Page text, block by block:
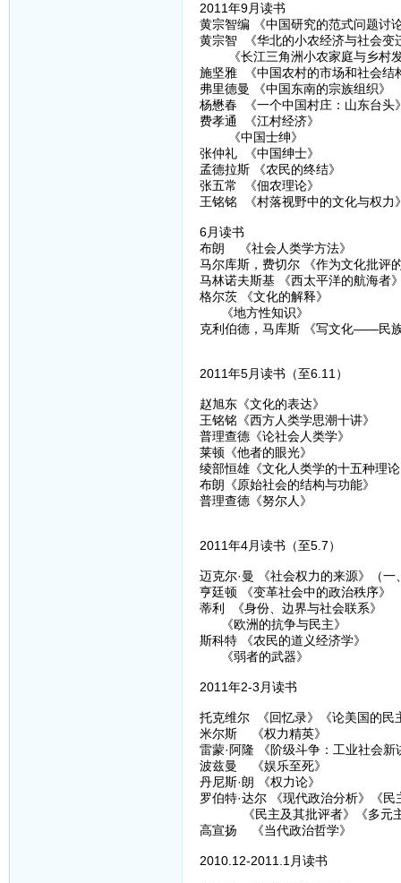
2011年9月读书
黄宗智编 《中国研究的范式问题讨
黄宗智 《华北的小农经济与社会变
《长江三角洲小农家庭与乡村
施坚雅 《中国农村的市场和社会结
弗里德曼 《中国东南的宗族组织》
杨懋春 《一个中国村庄：山东台头
费孝通 《江村经济》
《中国士绅》
张仲礼 《中国绅士》
孟德拉斯 《农民的终结》
张五常 《佃农理论》
王铭铭 《村落视野中的文化与权力
6月读书
布朗 《社会人类学方法》
马尔库斯，费切尔 《作为文化批
马林诺夫斯基 《西太平洋的航海者
格尔茨 《文化的解释》
《地方性知识》
克利伯德，马库斯 《写文化——民
2011年5月读书（至6.11）
赵旭东《文化的表达》
王铭铭《西方人类学思潮十讲》
普理查德《论社会人类学》
莱顿《他者的眼光》
绫部恒雄《文化人类学的十五种理
布朗《原始社会的结构与功能》
普理查德《努尔人》
2011年4月读书（至5.7）
迈克尔·曼 《社会权力的来源》（一
亨廷顿 《变革社会中的政治秩序》
蒂利 《身份、边界与社会联系》
《欧洲的抗争与民主》
斯科特 《农民的道义经济学》
《弱者的武器》
2011年2-3月读书
托克维尔 《回忆录》《论美国的民
米尔斯 《权力精英》
雷蒙·阿隆 《阶级斗争：工业社会新
波兹曼 《娱乐至死》
丹尼斯·朗 《权力论》
罗伯特·达尔 《现代政治分析》《民
《民主及其批评者》《多元主
高宣扬 《当代政治哲学》
2010.12-2011.1月读书